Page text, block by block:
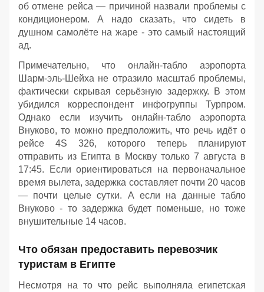
об отмене рейса — причиной назвали проблемы с
кондиционером. А надо сказать, что сидеть в
душном самолёте на жаре - это самый настоящий
ад.
Примечательно, что онлайн‑табло аэропорта
Шарм‑эль‑Шейха не отразило масштаб проблемы,
фактически скрывая серьёзную задержку. В этом
убидился корреспондент инфогруппы Турпром.
Однако если изучить онлайн-табло аэропорта
Внуково, то можно предположить, что речь идёт о
рейсе 4S 326, которого теперь планируют
отправить из Египта в Москву только 7 августа в
17:45. Если ориентироваться на первоначальное
время вылета, задержка составляет почти 20 часов
— почти целые сутки. А если на данные табло
Внуково - то задержка будет поменьше, но тоже
внушительные 14 часов.
Что обязан предоставить перевозчик
туристам в Египте
Несмотря на то что рейс выполняла египетская